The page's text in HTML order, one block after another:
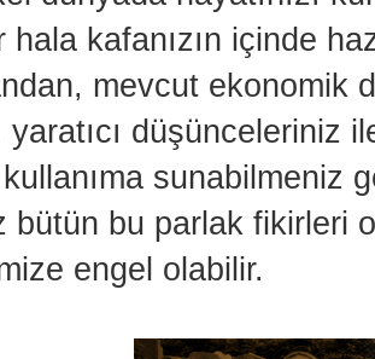
hala kafanızın içinde
mevcut ekonomik
yaratıcı düşünceleriniz
sunabilmeniz
bütün bu parlak fikirleri
engel olabilir.